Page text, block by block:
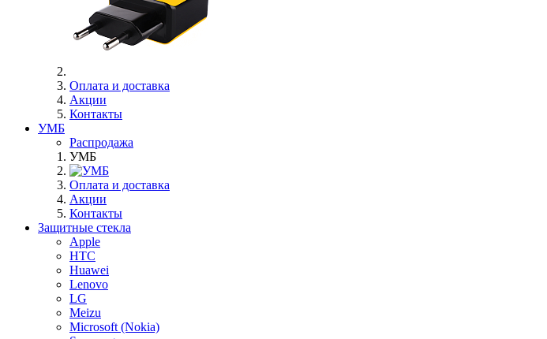
Оплата и доставка
Акции
Контакты
УМБ
Распродажа
УМБ
Оплата и доставка
Акции
Контакты
Защитные стекла
Apple
HTC
Huawei
Lenovo
LG
Meizu
Microsoft (Nokia)